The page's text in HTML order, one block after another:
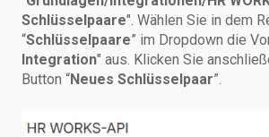
Schlüsselpaare". Wählen Sie in dem
“Schlüsselpaare” im Dropdown die
Integration" aus. Klicken Sie
Button “Neues Schlüsselpaar”.